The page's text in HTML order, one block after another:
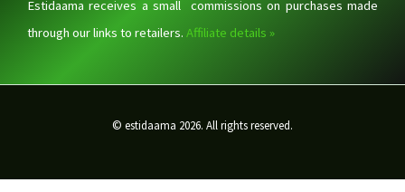
Estidaama receives a small commissions on purchases made
through our links to retailers. Affiliate details »
© estidaama 2026. All rights reserved.